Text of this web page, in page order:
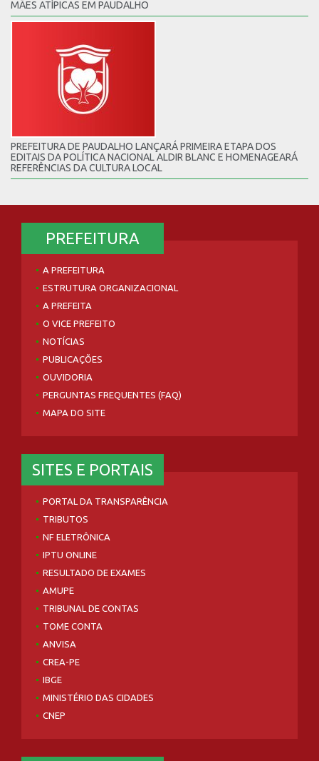
MÃES ATÍPICAS EM PAUDALHO
PREFEITURA DE PAUDALHO LANÇARÁ PRIMEIRA ETAPA DOS
EDITAIS DA POLÍTICA NACIONAL ALDIR BLANC E HOMENAGEARÁ
REFERÊNCIAS DA CULTURA LOCAL
PREFEITURA
A PREFEITURA
ESTRUTURA ORGANIZACIONAL
A PREFEITA
O VICE PREFEITO
NOTÍCIAS
PUBLICAÇÕES
OUVIDORIA
PERGUNTAS FREQUENTES (FAQ)
MAPA DO SITE
SITES E PORTAIS
PORTAL DA TRANSPARÊNCIA
TRIBUTOS
NF ELETRÔNICA
IPTU ONLINE
RESULTADO DE EXAMES
AMUPE
TRIBUNAL DE CONTAS
TOME CONTA
ANVISA
CREA-PE
IBGE
MINISTÉRIO DAS CIDADES
CNEP